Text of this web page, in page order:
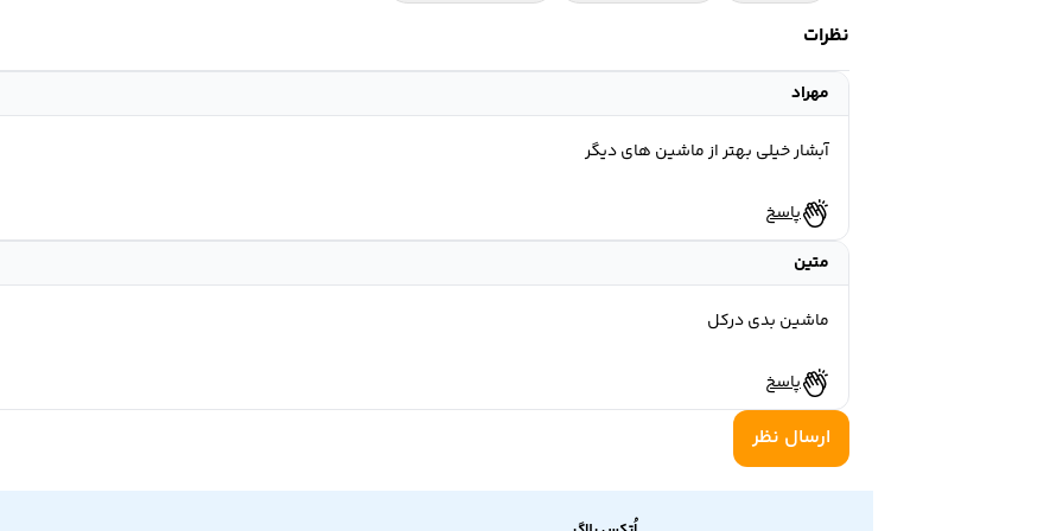
نظرات
مهراد
آبشار خیلی بهتر از ماشین های دیگر
پاسخ
متین
ماشین بدی درکل
پاسخ
ارسال نظر